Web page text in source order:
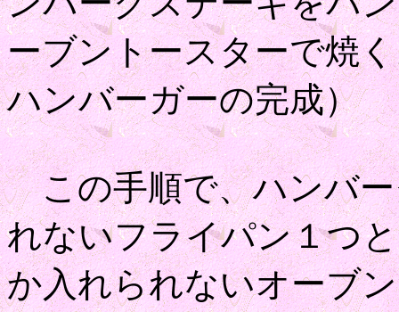
ーブントースターで焼
ハンバーガーの完成）
この手順で、ハンバー
れないフライパン１つ
か入れられないオーブ